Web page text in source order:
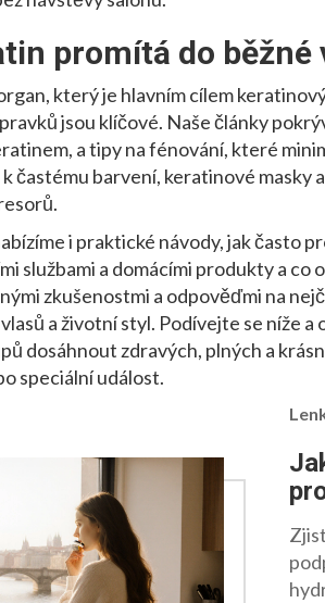
promítá do běžné
který je hlavním cílem
jsou klíčové. Naše články
a tipy na fénování, které
častému barvení, keratinové masky
i praktické návody, jak často
službami a domácími produkty a
zkušenostmi a odpověďmi na
a životní styl. Podívejte se níže
dosáhnout zdravých, plných a
speciální událost.